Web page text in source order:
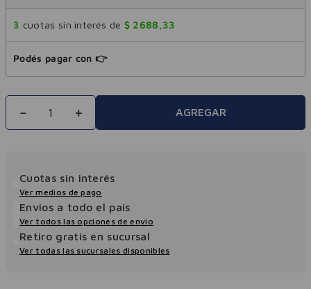
3 cuotas sin interés de $ 2688 ,33
Podés pagar con 👉
＋
－ AGREGAR
Cuotas sin interés
Ver medios de pago
Envios a todo el pais
Ver todos las opciones de envio
Retiro gratis en sucursal
Ver todas las sucursales disponibles